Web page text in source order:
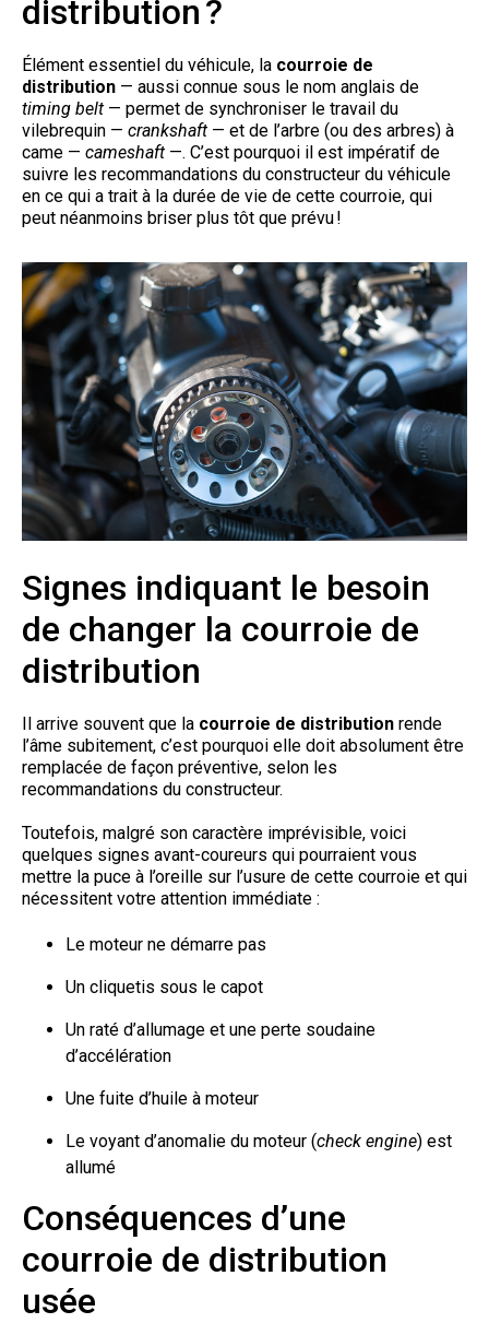
distribution ?
Élément essentiel du véhicule, la courroie de
distribution — aussi connue sous le nom anglais de
timing belt — permet de synchroniser le travail du
vilebrequin — crankshaft — et de l’arbre (ou des arbres) à
came — cameshaft —. C’est pourquoi il est impératif de
suivre les recommandations du constructeur du véhicule
en ce qui a trait à la durée de vie de cette courroie, qui
peut néanmoins briser plus tôt que prévu !
Signes indiquant le besoin
de changer la courroie de
distribution
Il arrive souvent que la courroie de distribution rende
l’âme subitement, c’est pourquoi elle doit absolument être
remplacée de façon préventive, selon les
recommandations du constructeur.
Toutefois, malgré son caractère imprévisible, voici
quelques signes avant-coureurs qui pourraient vous
mettre la puce à l’oreille sur l’usure de cette courroie et qui
nécessitent votre attention immédiate :
Le moteur ne démarre pas
Un cliquetis sous le capot
Un raté d’allumage et une perte soudaine
d’accélération
Une fuite d’huile à moteur
Le voyant d’anomalie du moteur (check engine) est
allumé
Conséquences d’une
courroie de distribution
usée